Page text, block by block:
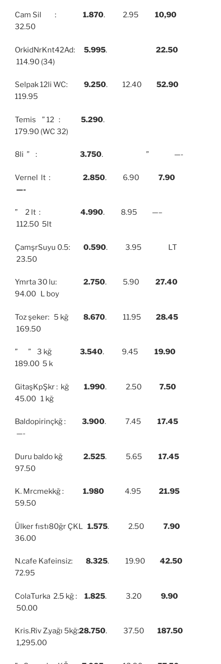
Cam Sil : 1.870. 2.95 10,90
32.50
OrkidNrKnt42Ad: 5.995. 22.50
114.90 (34)
Selpak 12li WC: 9.250. 12.40 52.90
119.95
Temis ” 12 : 5.290.
179.90 (WC 32)
8li ” : 3.750. ” —-
Vernel lt : 2.850. 6.90 7.90
—-
” 2 lt : 4.990. 8.95 —–
112.50 5lt
ÇamşrSuyu 0.5: 0.590. 3.95 LT
23.50
Ymrta 30 lu: 2.750. 5.90
27.40
94.00 L boy
Toz şeker: 5 kğ 8.670. 11.95 28.45
169.50
” ” 3 kğ 3.540. 9.45 19.90
189.00 5 k
GitaşKpŞkr : kğ 1.990. 2.50
7.50
45.00 1 kğ
Baldopirinçkğ : 3.900. 7.45 17.45
—-
Duru baldo kğ 2.525. 5.65 17.45
97.50
K. Mrcmekkğ : 1.980 4.95 21.95
59.50
Ülker fıstı80ğr ÇKL 1.575. 2.50 7.90
36.00
N.cafe Kafeinsiz: 8.325. 19.90 42.50
72.95
ColaTurka 2.5 kğ : 1.825. 3.20 9.90
50.00
Kris.Riv Z.yağı 5kğ:28.750. 37.50 187.50
1,295.00